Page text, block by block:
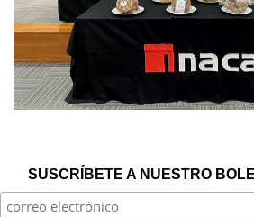
SUSCRÍBETE A NUESTRO